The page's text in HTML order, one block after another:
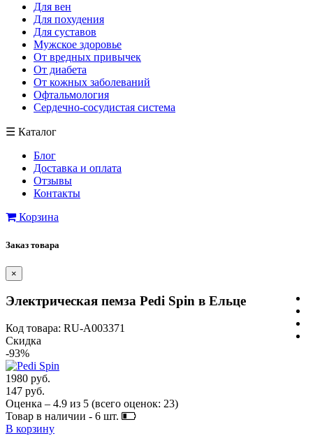
Для вен
Для похудения
Для суставов
Мужское здоровье
От вредных привычек
От диабета
От кожных заболеваний
Офтальмология
Сердечно-сосудистая система
☰ Каталог
Блог
Доставка и оплата
Отзывы
Контакты
Корзина
Заказ товара
×
Электрическая пемза Pedi Spin в Ельце
Код товара: RU-A003371
Скидка
-93%
1980 руб.
147 руб.
Оценка – 4.9 из 5 (всего оценок: 23)
Товар в наличии - 6 шт.
В корзину